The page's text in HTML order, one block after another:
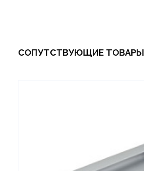
СОПУТСТВУЮЩИЕ ТОВАРЫ